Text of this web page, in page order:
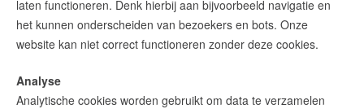
laten functioneren. Denk hierbij aan bijvoorbeeld navigatie en
het kunnen onderscheiden van bezoekers en bots. Onze
website kan niet correct functioneren zonder deze cookies.
Analyse
Analytische cookies worden gebruikt om data te verzamelen